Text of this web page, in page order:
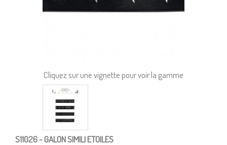
Cliquez sur une vignette pour voir la gamme
S11026- GALON SIMILI ETOILES